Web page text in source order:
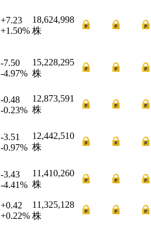
+7.23
+1.50%
18,624,998
株
-7.50
-4.97%
15,228,295
株
-0.48
-0.23%
12,873,591
株
-3.51
-0.97%
12,442,510
株
-3.43
-4.41%
11,410,260
株
+0.42
+0.22%
11,325,128
株